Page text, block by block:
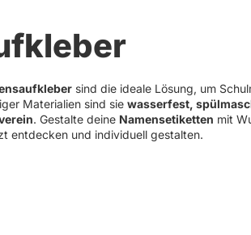
Schlüsselanhänger mit Namen
Weihnachten
Sets
sind die ideale Lösung, um
Materialien sind sie wasserfest,
. Gestalte deine Namensetiketten mit
entdecken und individuell gestalten.